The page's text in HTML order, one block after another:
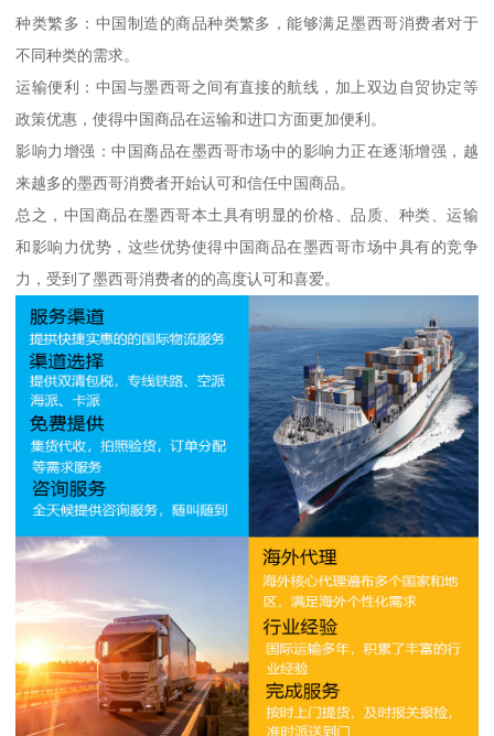
种类繁多：中国制造的商品种类繁多，能够满足墨西哥消费者对于
不同种类的需求。
运输便利：中国与墨西哥之间有直接的航线，加上双边自贸协定等
政策优惠，使得中国商品在运输和进口方面更加便利。
影响力增强：中国商品在墨西哥市场中的影响力正在逐渐增强，越
来越多的墨西哥消费者开始认可和信任中国商品。
总之，中国商品在墨西哥本土具有明显的价格、品质、种类、运输
和影响力优势，这些优势使得中国商品在墨西哥市场中具有的竞争
力，受到了墨西哥消费者的的高度认可和喜爱。